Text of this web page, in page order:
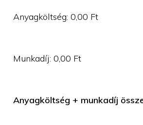
Anyagköltség:0,00 Ft
Munkadíj:0,00 Ft
Anyagköltség + munkadíj